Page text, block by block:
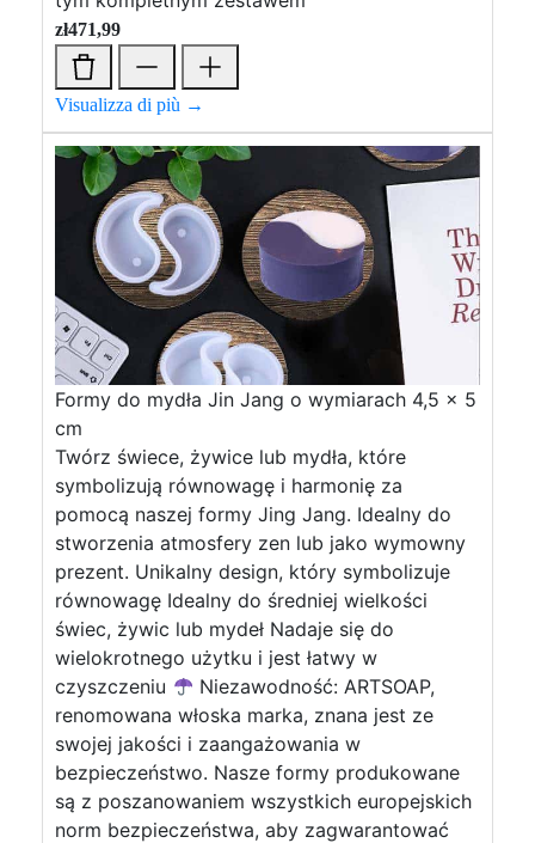
zł471,99
Visualizza di più →
Formy do mydła Jin Jang o wymiarach 4,5 x 5
cm
Twórz świece, żywice lub mydła, które
symbolizują równowagę i harmonię za
pomocą naszej formy Jing Jang. Idealny do
stworzenia atmosfery zen lub jako wymowny
prezent. Unikalny design, który symbolizuje
równowagę Idealny do średniej wielkości
świec, żywic lub mydeł Nadaje się do
wielokrotnego użytku i jest łatwy w
czyszczeniu
Niezawodność: ARTSOAP,
renomowana włoska marka, znana jest ze
swojej jakości i zaangażowania w
bezpieczeństwo. Nasze formy produkowane
są z poszanowaniem wszystkich europejskich
norm bezpieczeństwa, aby zagwarantować